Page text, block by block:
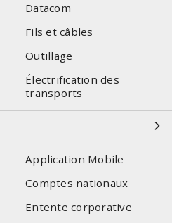
Datacom
Fils et câbles
Outillage
Électrification des
transports
Application Mobile
Comptes nationaux
Entente corporative